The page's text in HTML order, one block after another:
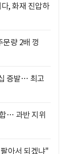
, 화재 진압하
문량 2배 껑
증발… 최고
… 과반 지위
아서 되겠냐"